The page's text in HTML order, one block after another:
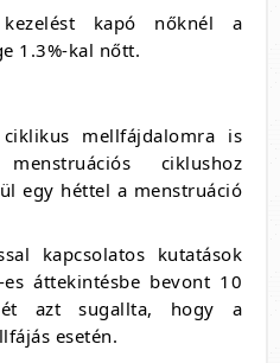
kapó nőknél a
1.3%-kal nőtt.
mellfájdalomra is
ciklushoz
egy héttel a menstruáció
kapcsolatos kutatások
áttekintésbe bevont 10
azt sugallta, hogy a
esetén.